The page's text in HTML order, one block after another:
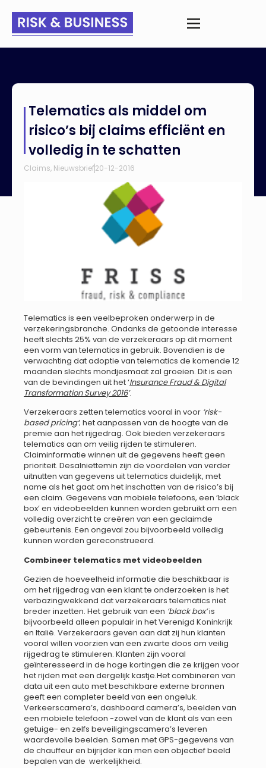
efficiënt en volledig in te schatten
Telematics als middel om
risico’s bij claims efficiënt en
volledig in te schatten
Claims, Nieuwsbrief20-12-2016
Telematics is een veelbeproken onderwerp in de
verzekeringsbranche. Ondanks de getoonde interesse
heeft slechts 25% van de verzekeraars op dit moment
een vorm van telematics in gebruik. Bovendien is de
verwachting dat adoptie van telematics de komende 12
maanden slechts mondjesmaat zal groeien. Dit is een
van de bevindingen uit het ‘Insurance Fraud & Digital
Transformation Survey 2016’.
Verzekeraars zetten telematics vooral in voor ‘risk-
based pricing’; het aanpassen van de hoogte van de
premie aan het rijgedrag. Ook bieden verzekeraars
telematics aan om veilig rijden te stimuleren.
Claiminformatie winnen uit de gegevens heeft geen
prioriteit. Desalniettemin zijn de voordelen van verder
uitnutten van gegevens uit telematics duidelijk, met
name als het gaat om het inschatten van de risico’s bij
een claim. Gegevens van mobiele telefoons, een ‘black
box’ en videobeelden kunnen worden gebruikt om een
volledig overzicht te creëren van een geclaimde
gebeurtenis. Een ongeval zou bijvoorbeeld volledig
kunnen worden gereconstrueerd.
Combineer telematics met videobeelden
Gezien de hoeveelheid informatie die beschikbaar is
om het rijgedrag van een klant te onderzoeken is het
verbazingwekkend dat verzekeraars telematics niet
breder inzetten. Het gebruik van een ‘black box’is
bijvoorbeeld alleen populair in het Verenigd Koninkrijk
en Italië. Verzekeraars geven aan dat zij hun klanten
vooral willen voorzien van een zwarte doos om veilig
rijgedrag te stimuleren. Klanten zijn vooral
geïnteresseerd in de hoge kortingen die ze krijgen voor
het rijden met een dergelijk kastje.Het combineren van
data uit een auto met beschikbare externe bronnen
geeft een completer beeld van een ongeluk.
Verkeerscamera’s, dashboard camera’s, beelden van
een mobiele telefoon -zowel van de klant als van een
getuige- en zelfs beveiligingscamera’s leveren
waardevolle beelden. Samen met GPS-gegevens van
de chauffeur en bijrijder kan men een objectief beeld
bepalen van de werkelijkheid.